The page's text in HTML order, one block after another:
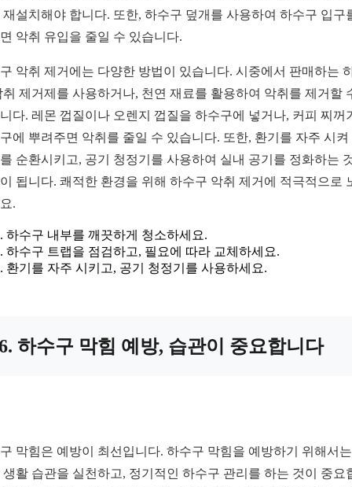
재설치해야 합니다. 또한, 하수구 덮개를 사용하여 하수구 입구
악취 유입을 줄일 수 있습니다.
악취 제거에는 다양한 방법이 있습니다. 시중에서 판매하는
취 제거제를 사용하거나, 천연 재료를 활용하여 악취를 제거할
다. 레몬 껍질이나 오렌지 껍질을 하수구에 넣거나, 커피 찌꺼
에 뿌려주면 악취를 줄일 수 있습니다. 또한, 환기를 자주 시켜
순환시키고, 공기 청정기를 사용하여 실내 공기를 정화하는
됩니다. 쾌적한 환경을 위해 하수구 악취 제거에 적극적으로
.
하수구 내부를 깨끗하게 청소하세요.
하수구 트랩을 점검하고, 필요에 따라 교체하세요.
환기를 자주 시키고, 공기 청정기를 사용하세요.
하수구 막힘 예방, 습관이 중요합니다
막힘은 예방이 최선입니다. 하수구 막힘을 예방하기 위해서
생활 습관을 실천하고, 정기적인 하수구 관리를 하는 것이 중요